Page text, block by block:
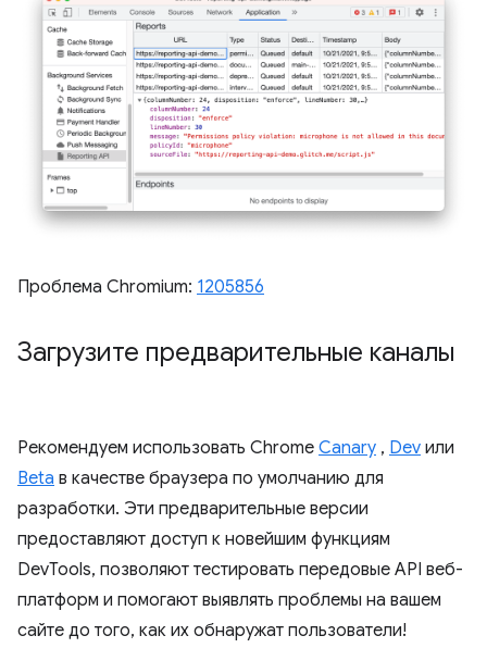
Проблема Chromium: 1205856
Загрузите предварительные каналы
Рекомендуем использовать Chrome Canary , Dev или
Beta в качестве браузера по умолчанию для
разработки. Эти предварительные версии
предоставляют доступ к новейшим функциям
DevTools, позволяют тестировать передовые API веб-
платформ и помогают выявлять проблемы на вашем
сайте до того, как их обнаружат пользователи!